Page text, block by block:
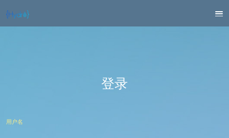
登录
用户名